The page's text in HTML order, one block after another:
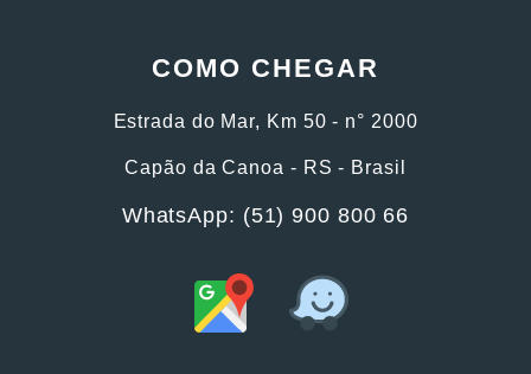
COMO CHEGAR
Estrada do Mar, Km 50 - n° 2000
Capão da Canoa - RS - Brasil
WhatsApp: (51) 900 800 66